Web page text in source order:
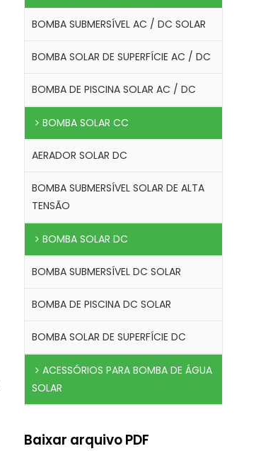
BOMBA SUBMERSÍVEL AC / DC SOLAR
BOMBA SOLAR DE SUPERFÍCIE AC / DC
BOMBA DE PISCINA SOLAR AC / DC
BOMBA SOLAR CC
AERADOR SOLAR DC
BOMBA SUBMERSÍVEL SOLAR DE ALTA
TENSÃO
BOMBA SOLAR DC
BOMBA SUBMERSÍVEL DC SOLAR
BOMBA DE PISCINA DC SOLAR
BOMBA SOLAR DE SUPERFÍCIE DC
ACESSÓRIOS PARA BOMBA DE ÁGUA
SOLAR
Baixar arquivo PDF